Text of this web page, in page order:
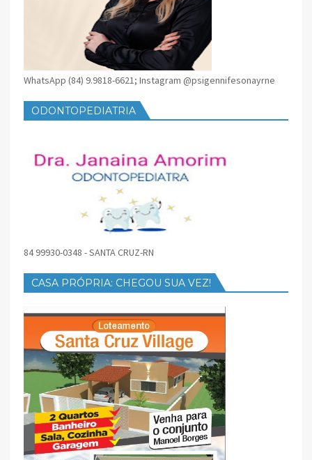
WhatsApp (84) 9.9818-6621; Instagram @psigennifesonayrne
ODONTOPEDIATRIA
84 99930-0348 - SANTA CRUZ-RN
CASA PRÓPRIA: CHEGOU SUA VEZ!